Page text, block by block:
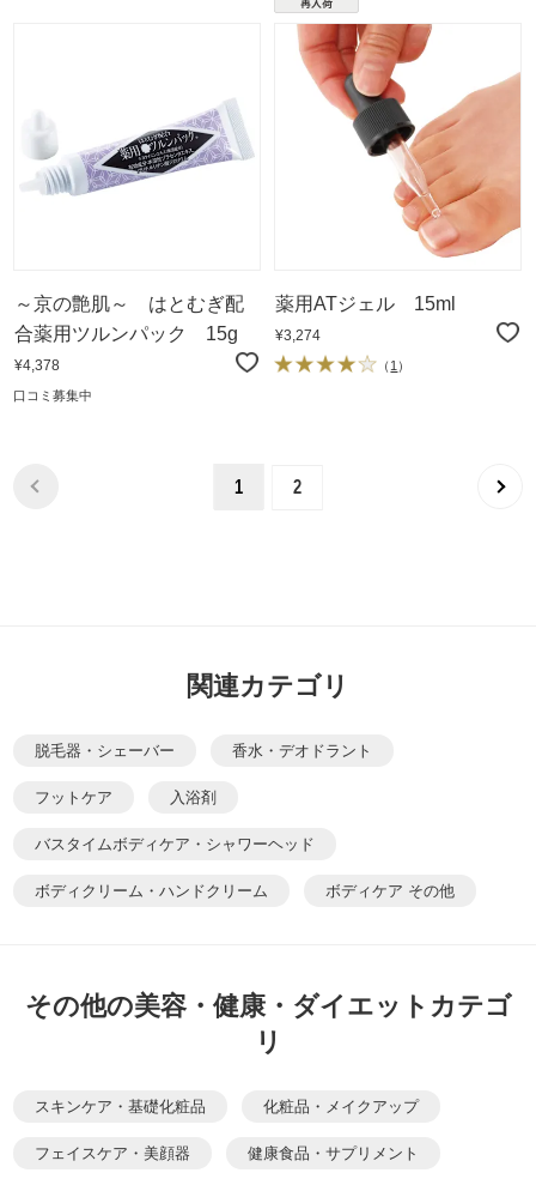
～京の艶肌～ はとむぎ配
合薬用ツルンパック 15g
¥4,378
口コミ募集中
薬用ATジェル 15ml
¥3,274
（ 1 ）
1 2
関連カテゴリ
脱毛器・シェーバー 香水・デオドラント
フットケア 入浴剤
バスタイムボディケア・シャワーヘッド
ボディクリーム・ハンドクリーム ボディケア その他
その他の美容・健康・ダイエットカテゴ
リ
スキンケア・基礎化粧品 化粧品・メイクアップ
フェイスケア・美顔器 健康食品・サプリメント